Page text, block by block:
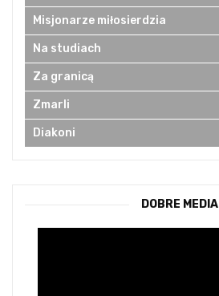
Misjonarze miłosierdzia
Na studiach
Za granicą
Zmarli
Diakoni
DOBRE MEDIA